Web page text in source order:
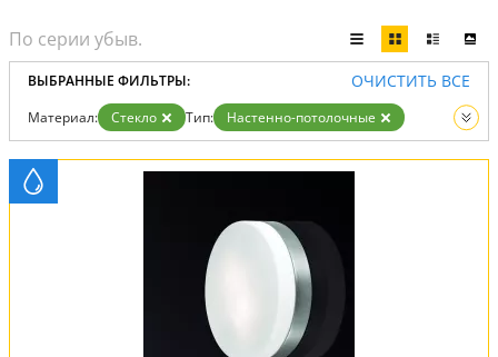
ВЫБРАННЫЕ ФИЛЬТРЫ: ОЧИСТИТЬ ВСЕ
Материал: Стекло Тип:
Настенно-потолочные
Вид:
Светильники